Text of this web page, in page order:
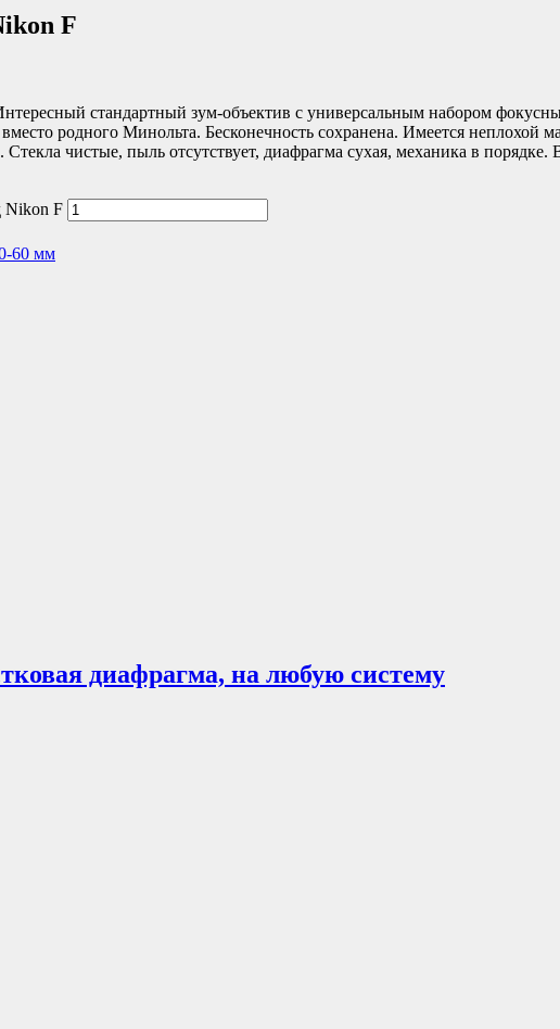
F
стандартный зум-объектив с универсальным набором
родного Минольта. Бесконечность сохранена. Имеется
чистые, пыль отсутствует, диафрагма сухая, механика в
Nikon F
60 мм
диафрагма, на любую систему